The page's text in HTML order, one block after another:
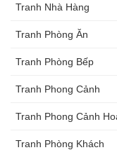
Tranh Nhà Hàng
Tranh Phòng Ăn
Tranh Phòng Bếp
Tranh Phong Cảnh
Tranh Phong Cảnh
Tranh Phòng Khách